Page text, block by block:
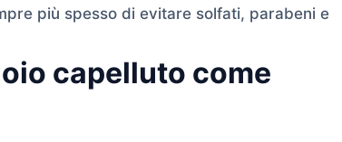
più spesso di evitare solfati, parabeni e
capelluto come